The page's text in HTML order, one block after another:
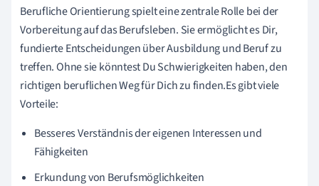
Berufliche Orientierung spielt eine zentrale Rolle bei der
Vorbereitung auf das Berufsleben. Sie ermöglicht es Dir,
fundierte Entscheidungen über Ausbildung und Beruf zu
treffen. Ohne sie könntest Du Schwierigkeiten haben, den
richtigen beruflichen Weg für Dich zu finden.Es gibt viele
Vorteile:
Besseres Verständnis der eigenen Interessen und
Fähigkeiten
Erkundung von Berufsmöglichkeiten